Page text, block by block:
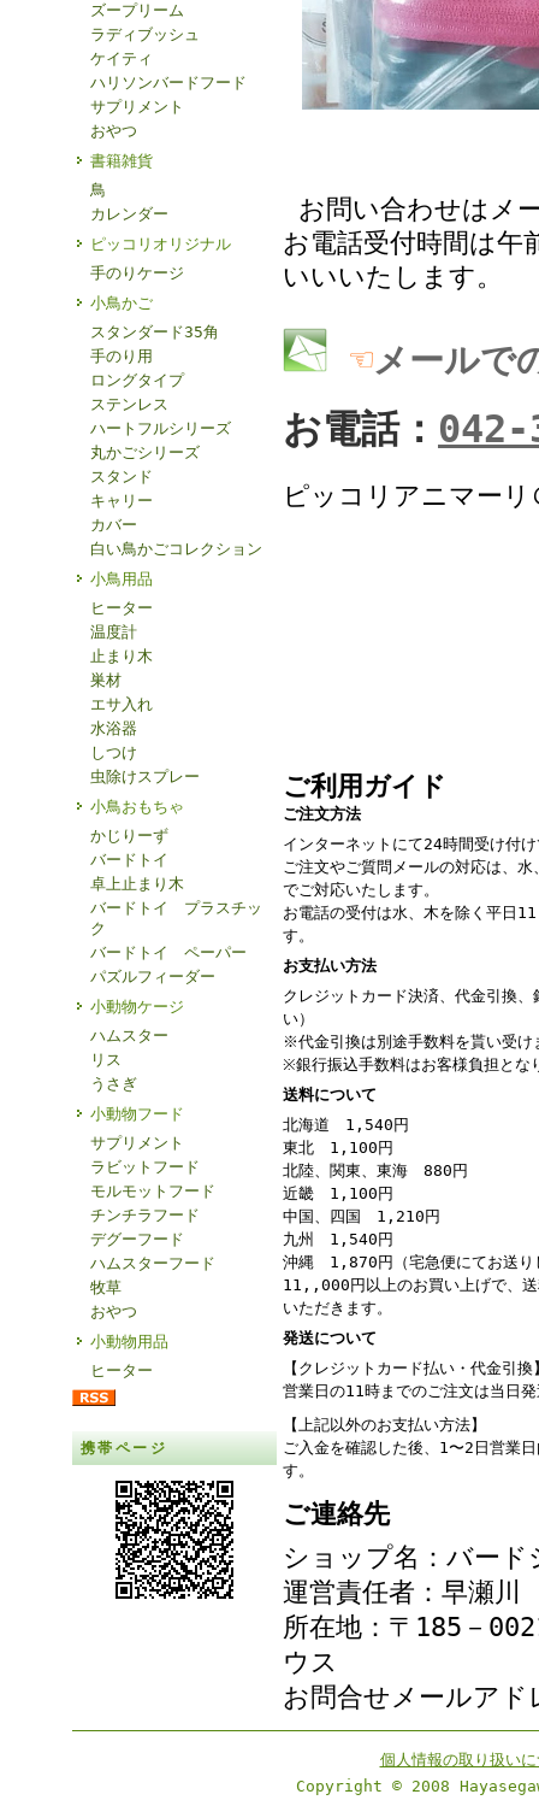
ズープリーム
ラディブッシュ
ケイティ
ハリソンバードフード
サプリメント
おやつ
書籍雑貨
鳥
カレンダー
ピッコリオリジナル
手のりケージ
小鳥かご
スタンダード35角
手のり用
ロングタイプ
ステンレス
ハートフルシリーズ
丸かごシリーズ
スタンド
キャリー
カバー
白い鳥かごコレクション
小鳥用品
ヒーター
温度計
止まり木
巣材
エサ入れ
水浴器
しつけ
虫除けスプレー
小鳥おもちゃ
かじりーず
バードトイ
卓上止まり木
バードトイ プラスチッ
ク
バードトイ ペーパー
パズルフィーダー
小動物ケージ
ハムスター
リス
うさぎ
小動物フード
サプリメント
ラビットフード
モルモットフード
チンチラフード
デグーフード
ハムスターフード
牧草
おやつ
小動物用品
ヒーター
携帯ページ
お問い合わせはメ
お電話受付時間は午
いいいたします。
☜メールで
お電話： 042-
ピッコリアニマーリ
ご利用ガイド
ご注文方法
インターネットにて24時間受け付
ご注文やご質問メールの対応は、水
でご対応いたします。
お電話の受付は水、木を除く平日
す。
お支払い方法
クレジットカード決済、代金引換、
い）
※代金引換は別途手数料を貰い受け
※銀行振込手数料はお客様負担とな
送料について
北海道 1,540円
東北 1,100円
北陸、関東、東海 880円
近畿 1,100円
中国、四国 1,210円
九州 1,540円
沖縄 1,870円（宅急便にてお送り
11,,000円以上のお買い上げで、送
いただきます。
発送について
【クレジットカード払い・代金引換
営業日の11時までのご注文は当日
【上記以外のお支払い方法】
ご入金を確認した後、1〜2日営業
す。
ご連絡先
ショップ名：バー
運営責任者：早瀬
所在地：〒185－
ウス
お問合せメールア
個人情報の取り扱い
Copyright © 2008